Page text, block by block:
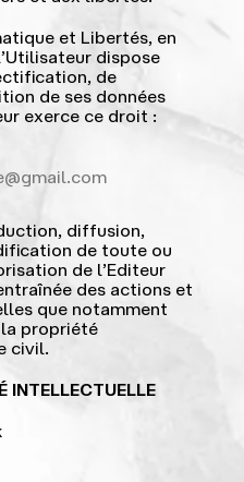
et Libertés, en
dispose
de
de ses données
exerce ce droit :
diffusion,
de toute ou
de l’Editeur
des actions et
que notamment
la propriété
civil.
INTELLECTUELLE